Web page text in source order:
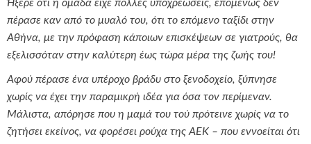
Ήξερε ότι η ομάδα είχε πολλές υποχρεώσεις, επομένως δεν
πέρασε καν από το μυαλό του, ότι το επόμενο ταξίδι στην
Αθήνα, με την πρόφαση κάποιων επισκέψεων σε γιατρούς, θα
εξελισσόταν στην καλύτερη έως τώρα μέρα της ζωής του!
Αφού πέρασε ένα υπέροχο βράδυ στο ξενοδοχείο, ξύπνησε
χωρίς να έχει την παραμικρή ιδέα για όσα τον περίμεναν.
Μάλιστα, απόρησε που η μαμά του τού πρότεινε χωρίς να το
ζητήσει εκείνος, να φορέσει ρούχα της ΑΕΚ – που εννοείται ότι